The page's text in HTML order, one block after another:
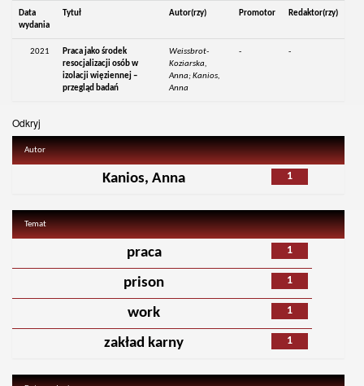
Data
wydania
Tytuł Autor(rzy) Promotor Redaktor(rzy)
2021
Praca jako środek
resocjalizacji osób w
izolacji więziennej –
przegląd badań
Weissbrot-
Koziarska,
Anna; Kanios,
Anna
- -
Odkryj
Autor
1
Kanios, Anna
Temat
1
praca
1
prison
1
work
1
zakład karny